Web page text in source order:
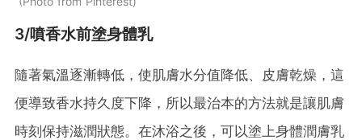
3/噴香水前塗身體乳
隨著氣溫逐漸轉低，使肌膚水分值降低、皮膚乾燥，這
便導致香水持久度下降，所以最治本的方法就是讓肌膚
時刻保持滋潤狀態。在沐浴之後，可以塗上身體潤膚乳